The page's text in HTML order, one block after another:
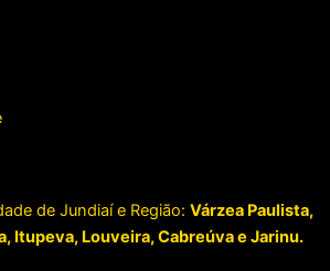
de Jundiaí e Região: Várzea Paulista,
Itupeva, Louveira, Cabreúva e Jarinu.